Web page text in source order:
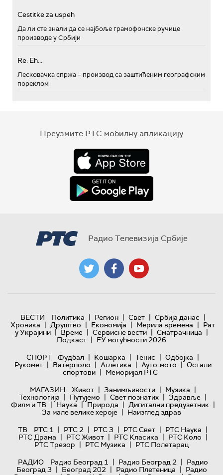
Cestitke za uspeh
Да ли сте знали да се најбоље грамофонске ручице
производе у Србији
Re: Eh...
Лесковачка спржа – производ са заштићеним географским
пореклом
Преузмите РТС мобилну апликацију
Радио Телевизија Србије
ВЕСТИ Политика | Регион | Свет | Србија данас |
Хроника | Друштво | Економија | Мерила времена | Рат
у Украјини | Време | Сервисне вести | Сматрачница |
Подкаст | ЕУ могућности 2026
СПОРТ
Фудбал | Кошарка | Тенис | Одбојка |
Рукомет | Ватерполо | Атлетика | Ауто-мото | Остали
спортови | Меморијал РТС
МАГАЗИН
Живот | Занимљивости | Музика |
Технологијa | Путујемо | Свет познатих | Здравље |
Филм и ТВ | Наука | Природа | Дигитални предузетник |
За мале велике хероје | Наизглед здрав
ТВ
РТС 1 | РТС 2 | РТС 3 | РТС Свет | РТС Наука |
РТС Драма | РТС Живот | РТС Класика | РТС Коло |
РТС Трезор | РТС Музика | РТС Полетарац
РАДИО
Радио Београд 1 | Радио Београд 2 | Радио
Београд 3 | Београд 202 | Радио Плетеница | Радио